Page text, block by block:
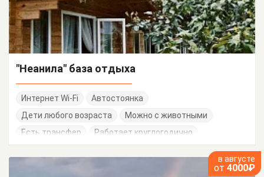
"Неанила" база отдыха
Интернет Wi-Fi
Автостоянка
Дети любого возраста
Можно с животными
Есть трансфер
Работает круглогодично
в августе
от 4000₽